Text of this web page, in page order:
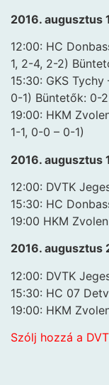
2016. augusztus
12:00: HC
1, 2-4, 2-2)
15:30: GKS
0-1) Büntetők: 0-2
19:00: HKM
1-1, 0-0 – 0-1)
2016. augusztus
12:00: DVTK
15:30: HC
19:00 HKM
2016. augusztus
12:00: DVTK
15:30: HC 07
19:00: HKM
Szólj hozzá a